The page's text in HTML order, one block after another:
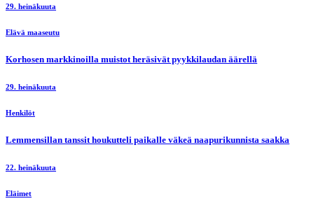
29. heinäkuuta
Elävä maaseutu
Korhosen markkinoilla muistot heräsivät pyykkilaudan äärellä
29. heinäkuuta
Henkilöt
Lemmensillan tanssit houkutteli paikalle väkeä naapurikunnista saakka
22. heinäkuuta
Eläimet